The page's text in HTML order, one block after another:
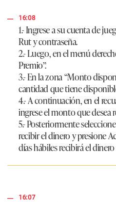
16:08
1.- Ingrese a su cuenta de
Rut y contraseña.
2.- Luego, en el menú
Premio”.
3.- En la zona “Monto
cantidad que tiene
4.- A continuación, en el
ingrese el monto que desea
5.- Posteriormente
recibir el dinero y presione
días hábiles recibirá el
16:07